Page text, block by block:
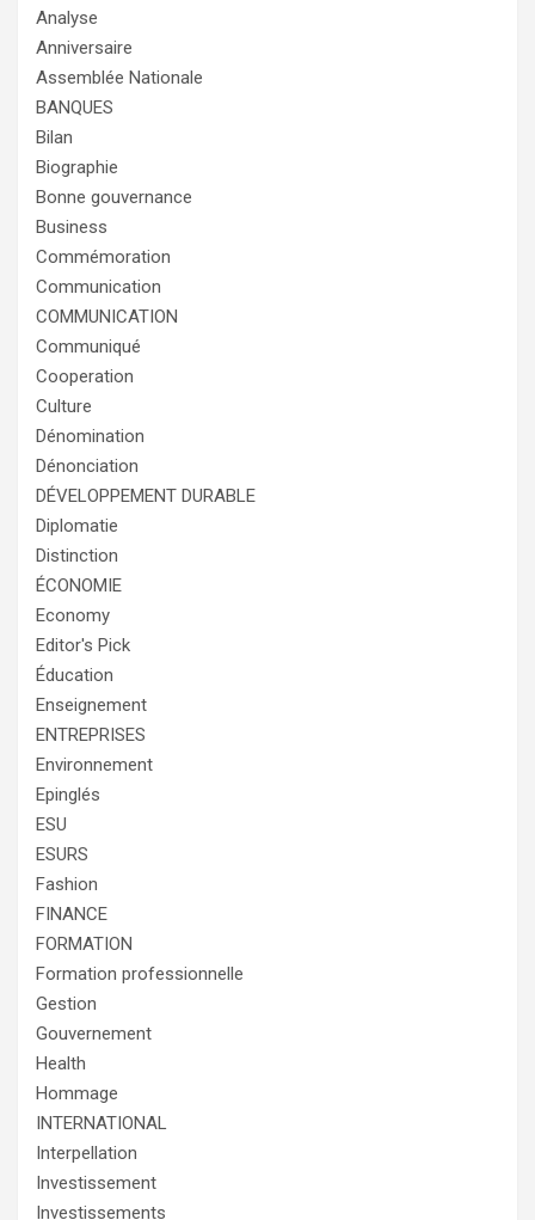
Analyse
Anniversaire
Assemblée Nationale
BANQUES
Bilan
Biographie
Bonne gouvernance
Business
Commémoration
Communication
COMMUNICATION
Communiqué
Cooperation
Culture
Dénomination
Dénonciation
DÉVELOPPEMENT DURABLE
Diplomatie
Distinction
ÉCONOMIE
Economy
Editor's Pick
Éducation
Enseignement
ENTREPRISES
Environnement
Epinglés
ESU
ESURS
Fashion
FINANCE
FORMATION
Formation professionnelle
Gestion
Gouvernement
Health
Hommage
INTERNATIONAL
Interpellation
Investissement
Investissements